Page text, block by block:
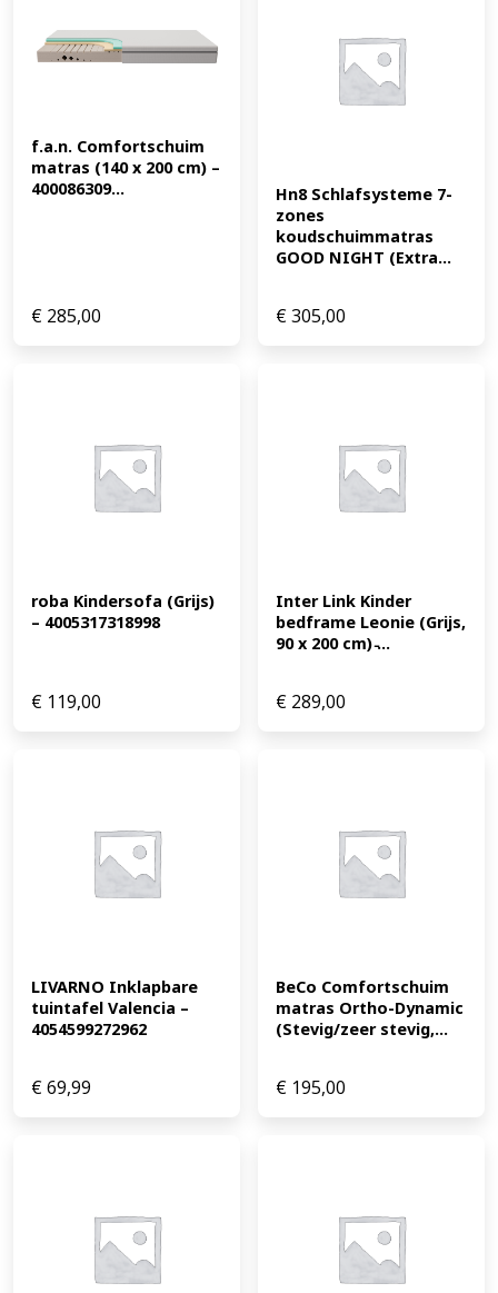
f.a.n. Comfortschuim
matras (140 x 200 cm) –
400086309...
€ 285,00
Hn8 Schlafsysteme 7-
zones
koudschuimmatras
GOOD NIGHT (Extra...
€305,00
roba Kindersofa (Grijs)
– 4005317318998
€ 119,00
Inter Link Kinder
bedframe Leonie (Grijs,
90 x 200 cm) ̵...
€ 289,00
LIVARNO Inklapbare
tuintafel Valencia –
4054599272962
€69,99
BeCo Comfortschuim
matras Ortho-Dynamic
(Stevig/zeer stevig,...
€ 195,00